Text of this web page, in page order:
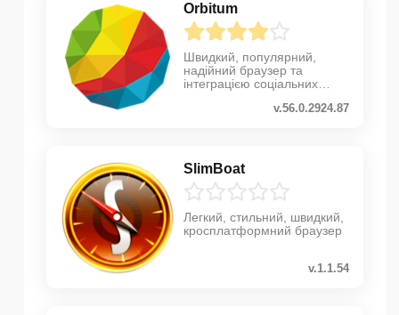
Orbitum
Швидкий, популярний,
надійний браузер та
інтеграцією соціальних
v.56.0.2924.87
SlimBoat
Легкий, стильний, швидкий,
кросплатформний браузер
v.1.1.54